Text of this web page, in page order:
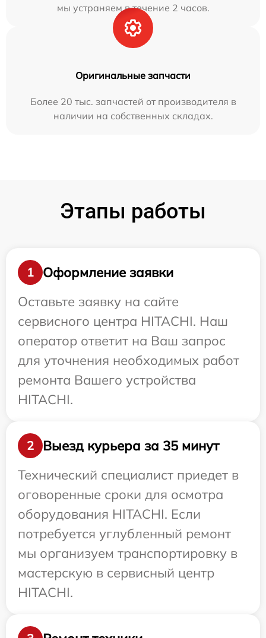
мы устраняем в течение 2 часов.
Оригинальные запчасти
Более 20 тыс. запчастей от производителя в
наличии на собственных складах.
Этапы работы
1
Оформление заявки
Оставьте заявку на сайте
сервисного центра HITACHI. Наш
оператор ответит на Ваш запрос
для уточнения необходимых работ
ремонта Вашего устройства
HITACHI.
2
Выезд курьера за 35 минут
Технический специалист приедет в
оговоренные сроки для осмотра
оборудования HITACHI. Если
потребуется углубленный ремонт
мы организуем транспортировку в
мастерскую в сервисный центр
HITACHI.